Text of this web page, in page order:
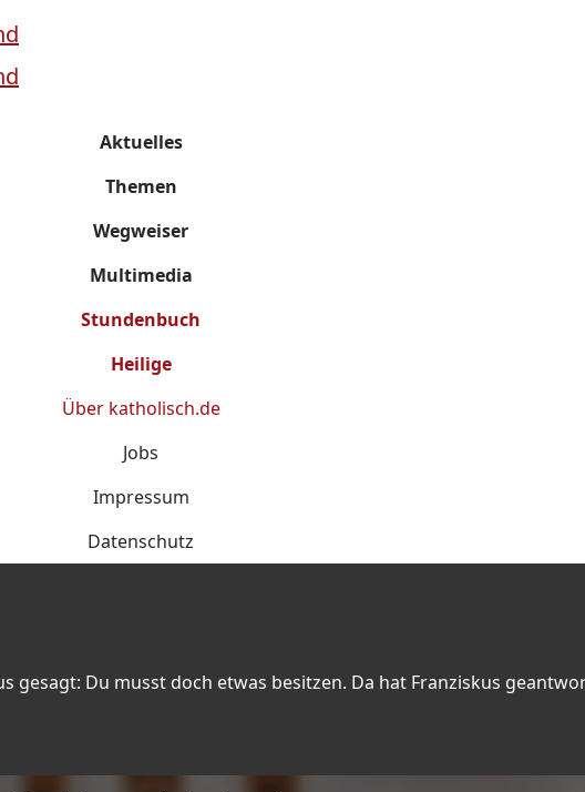
Aktuelles
Themen
Wegweiser
Multimedia
Stundenbuch
Heilige
Über katholisch.de
Jobs
Impressum
Datenschutz
gesagt: Du musst doch etwas besitzen. Da hat Franziskus